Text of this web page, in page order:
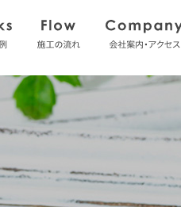
施工事例 施工の流れ